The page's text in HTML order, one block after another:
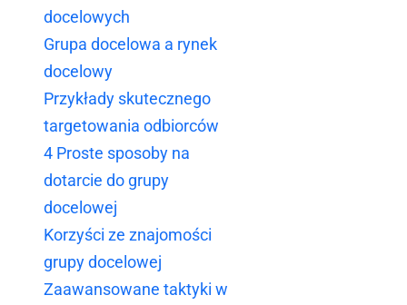
docelowych
Grupa docelowa a rynek
docelowy
Przykłady skutecznego
targetowania odbiorców
4 Proste sposoby na
dotarcie do grupy
docelowej
Korzyści ze znajomości
grupy docelowej
Zaawansowane taktyki w